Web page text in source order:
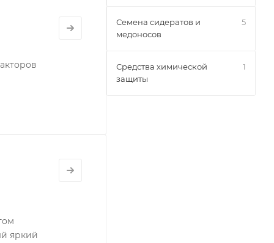
яркий
Семена сидератов и
медоносов
5
Средства химической
защиты
1